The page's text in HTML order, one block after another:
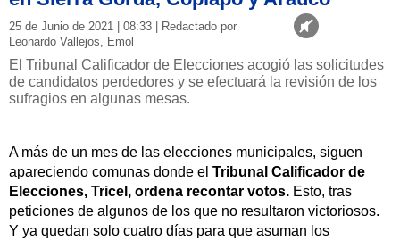
25 de Junio de 2021 | 08:33 | Redactado por
Leonardo Vallejos, Emol
El Tribunal Calificador de Elecciones acogió las solicitudes
de candidatos perdedores y se efectuará la revisión de los
sufragios en algunas mesas.
A más de un mes de las elecciones municipales, siguen
apareciendo comunas donde el Tribunal Calificador de
Elecciones, Tricel, ordena recontar votos. Esto, tras
peticiones de algunos de los que no resultaron victoriosos.
Y ya quedan solo cuatro días para que asuman los